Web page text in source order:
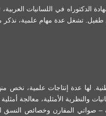
الدكتوراه في اللسانيات
تشغل عدة مهام علمية، نذكر
لها عدة إنتاجات علمية، نخص
والنظرية الأمثلية، معالجة أمثلية
– صواتي المقارن وخصائص النسق